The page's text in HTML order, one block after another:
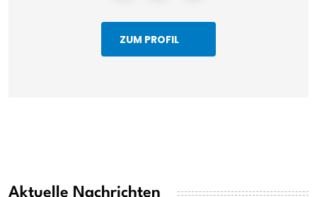
ZUM PROFIL
Aktuelle Nachrichten